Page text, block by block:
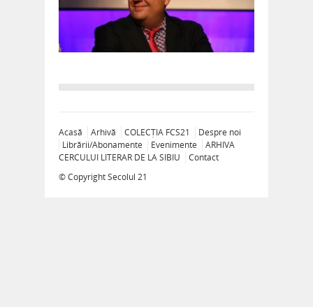
Acasă Arhivă COLECȚIA FCS21
Despre noi
Librării/Abonamente
Evenimente
ARHIVA
CERCULUI LITERAR DE LA SIBIU
Contact
© CopyrightSecolul 21